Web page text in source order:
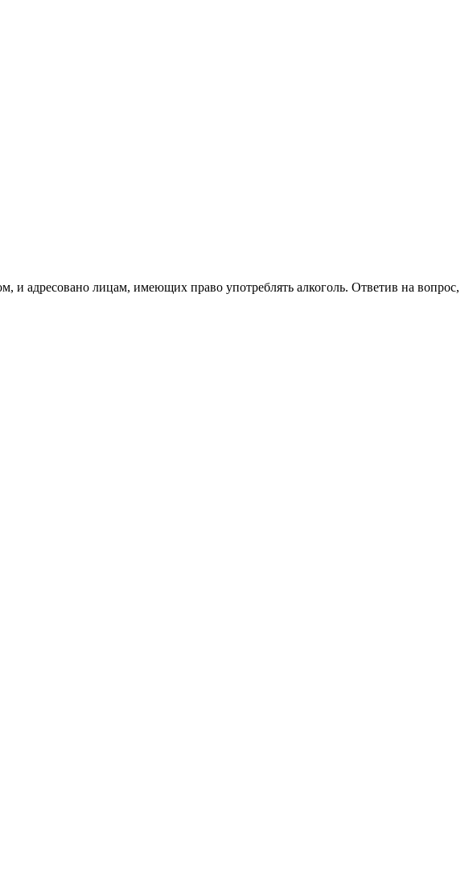
и адресовано лицам, имеющих право употреблять алкоголь. Ответив на вопрос,